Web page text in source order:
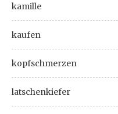
kamille
kaufen
kopfschmerzen
latschenkiefer